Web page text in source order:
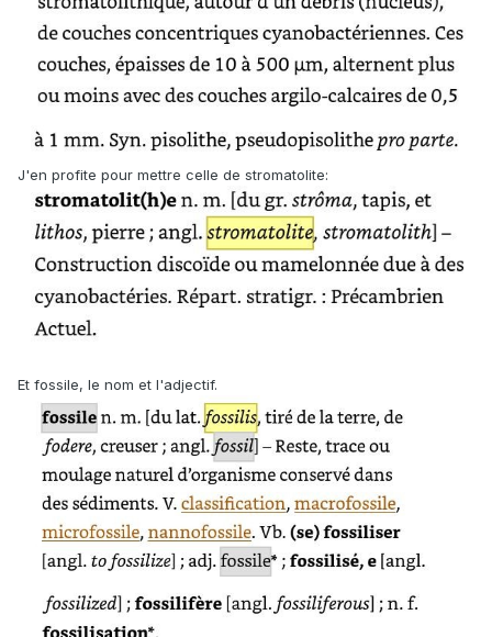
J'en profite pour mettre celle de stromatolite:
Et fossile, le nom et l'adjectif.